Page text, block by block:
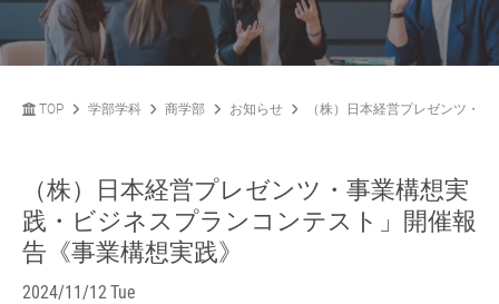
TOP 学部学科 商学部 お知らせ （株）日本経営プレゼンツ・
（株）日本経営プレゼンツ・事業構想実
践・ビジネスプランコンテスト」開催報
告《事業構想実践》
2024/11/12 Tue